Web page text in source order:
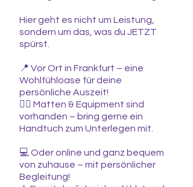
Hier geht es nicht um Leistung,
sondern um das, was du JETZT
spürst.
📍 Vor Ort in Frankfurt – eine
Wohlfühloase für deine
persönliche Auszeit!
🧘‍♀️ Matten & Equipment sind
vorhanden – bring gerne ein
Handtuch zum Unterlegen mit.
💻 Oder online und ganz bequem
von zuhause – mit persönlicher
Begleitung!